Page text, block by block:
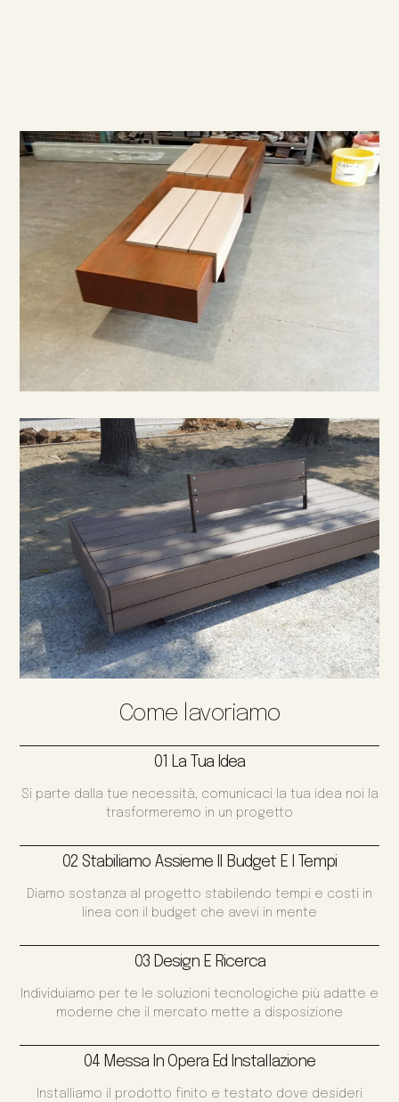
Come lavoriamo
01 La Tua Idea
Si parte dalla tue necessità, comunicaci la tua idea noi la
trasformeremo in un progetto
02 Stabiliamo Assieme Il Budget E I Tempi
Diamo sostanza al progetto stabilendo tempi e costi in
linea con il budget che avevi in mente
03 Design E Ricerca
Individuiamo per te le soluzioni tecnologiche più adatte e
moderne che il mercato mette a disposizione
04 Messa In Opera Ed Installazione
Installiamo il prodotto finito e testato dove desideri